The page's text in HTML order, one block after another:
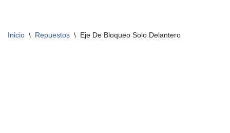
Inicio \ Repuestos \ Eje De Bloqueo Solo Delantero